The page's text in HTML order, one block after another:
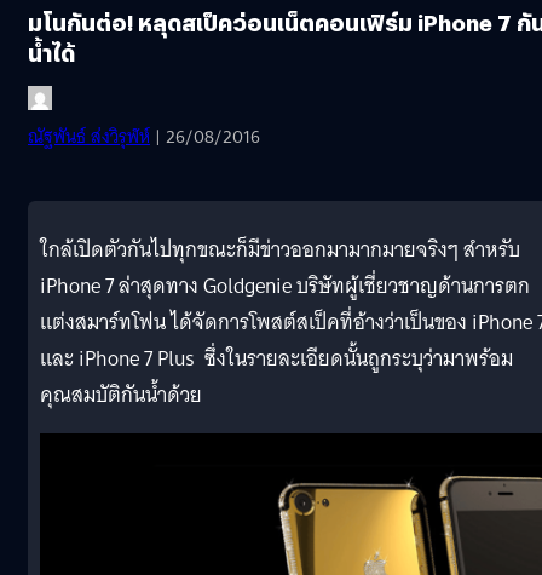
มโนกันต่อ! หลุดสเป็คว่อนเน็ตคอนเฟิร์ม iPhone 7 กั
น้ำได้
ณัฐพันธ์ ส่งวิรุฬห์ | 26/08/2016
ใกล้เปิดตัวกันไปทุกขณะก็มีข่าวออกมามากมายจริงๆ สำหรับ
iPhone 7 ล่าสุดทาง Goldgenie บริษัทผู้เชี่ยวชาญด้านการตก
แต่งสมาร์ทโฟน ได้จัดการโพสต์สเป็คที่อ้างว่าเป็นของ iPhone
และ iPhone 7 Plus ซึ่งในรายละเอียดนั้นถูกระบุว่ามาพร้อม
คุณสมบัติกันน้ำด้วย